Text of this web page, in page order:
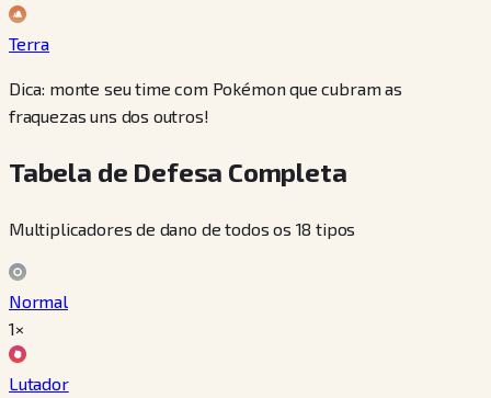
Terra
Dica: monte seu time com Pokémon que cubram as
fraquezas uns dos outros!
Tabela de Defesa Completa
Multiplicadores de dano de todos os 18 tipos
Normal
1×
Lutador